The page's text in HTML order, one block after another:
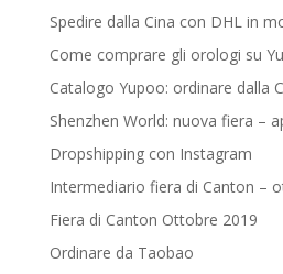
Spedire dalla Cina con DHL in
Come comprare gli orologi su
Catalogo Yupoo: ordinare dalla
Shenzhen World: nuova fiera –
Dropshipping con Instagram
Intermediario fiera di Canton –
Fiera di Canton Ottobre 2019
Ordinare da Taobao